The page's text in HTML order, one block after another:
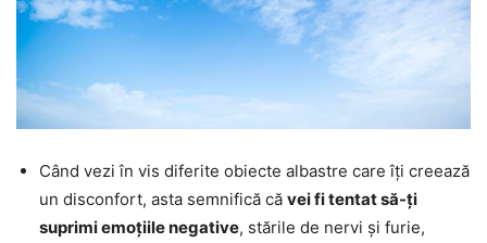
Când vezi în vis diferite obiecte albastre care îți creează
un disconfort, asta semnifică că vei fi tentat să-ți
suprimi emoțiile negative, stările de nervi și furie,